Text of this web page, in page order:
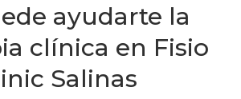
ayudarte la
clínica en Fisio
Salinas